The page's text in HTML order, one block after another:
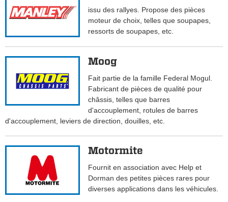
issu des rallyes. Propose des pièces
moteur de choix, telles que soupapes,
ressorts de soupapes, etc.
Moog
Fait partie de la famille Federal Mogul.
Fabricant de pièces de qualité pour
châssis, telles que barres
d'accouplement, rotules de barres
d'accouplement, leviers de direction, douilles, etc.
Motormite
Fournit en association avec Help et
Dorman des petites pièces rares pour
diverses applications dans les véhicules.